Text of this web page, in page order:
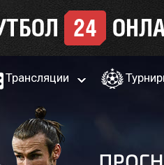
Трансляции